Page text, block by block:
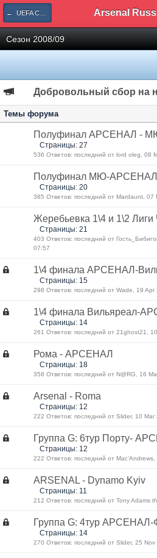
← UEFA Champions League
Сезон 2008/09
Добровольный сбор на
Темы форума
Полуфинал АРСЕНАЛ -
Страницы: 27
536 Ответов: последний от lord oleg, 08
Полуфинал МЮ-АРСЕНАЛ
Страницы: 20
385 Ответов: последний от Mardaunt, 07
Жеребьевка 1\4 и 1\2
Страницы: 21
403 Ответов: последний от
07:57
1\4 финала АРСЕНАЛ-
Страницы: 15
298 Ответов: последний от Wade, 19 Apr
1\4 финала Вильяреал-
Страницы: 14
261 Ответов: последний от 21ghost21,
Рома - АРСЕНАЛ
Страницы: 18
358 Ответов: последний от N@RG, 16
Arsenal - Roma
Страницы: 12
222 Ответов: последний от Slider, 10 Mar
Группа G: 6тур Порту-
Страницы: 12
222 Ответов: последний от
ARSENAL - Dynamo Kyiv
Страницы: 11
212 Ответов: последний от Tony Adams
Группа G: 4тур АРСЕНАЛ-
Страницы: 14
270 Ответов: последний от Slider, 25 Nov